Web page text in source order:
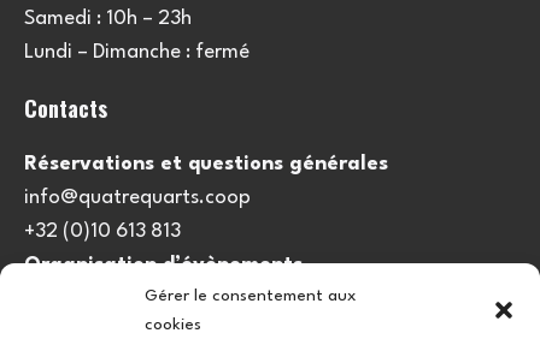
Gérer le consentement aux
cookies
Samedi : 10h – 23h
Lundi – Dimanche : fermé
Contacts
Réservations et questions générales
info@quatrequarts.coop
+32 (0)10 613 813
Organisation d’évènements
viedulieu@quatrequarts.coop